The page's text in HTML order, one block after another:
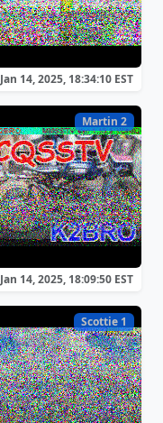
Jan 14, 2025, 18:34:10 EST
Martin 2
Jan 14, 2025, 18:09:50 EST
Scottie 1